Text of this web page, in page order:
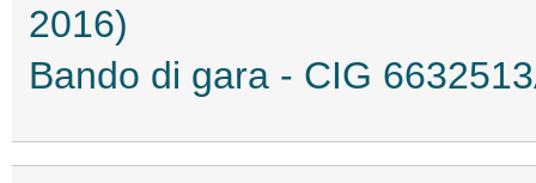
2016)
Bando di gara - CIG